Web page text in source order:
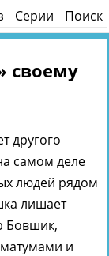
Серии Поиск
своему
другого
самом деле
людей рядом
лишает
Бовшик,
и